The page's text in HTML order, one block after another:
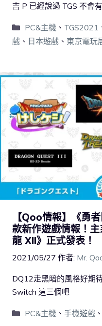
吉 P 已經說過 TGS 不會
PC&主機、 TGS2021
戲 、 日本遊戲 、 東京電玩
【Qoo情報】《勇
款新作遊戲情報！
龍 XII》正式發表！
2021/05/27 作者: Mr.
DQ12走黑暗的風格好期
Switch 這三個吧
PC&主機 、 手機遊戲、